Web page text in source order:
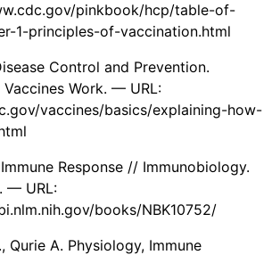
pinkbook/hcp/table-of-
1-principles-of-vaccination.html
Control and Prevention.
Work. — URL:
vaccines/basics/explaining-how-
Response // Immunobiology.
— URL:
books/NBK10752/
Qurie A. Physiology, Immune